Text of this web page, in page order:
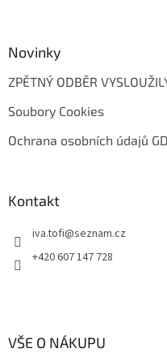
Novinky
ZPĚTNÝ ODBĚR
Soubory Cookies
Ochrana osobních údajů
Kontakt
iva.tofi@seznam.cz
+420 607 147 728
VŠE O NÁKUPU